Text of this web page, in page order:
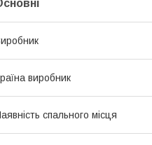
виробник
спального місця